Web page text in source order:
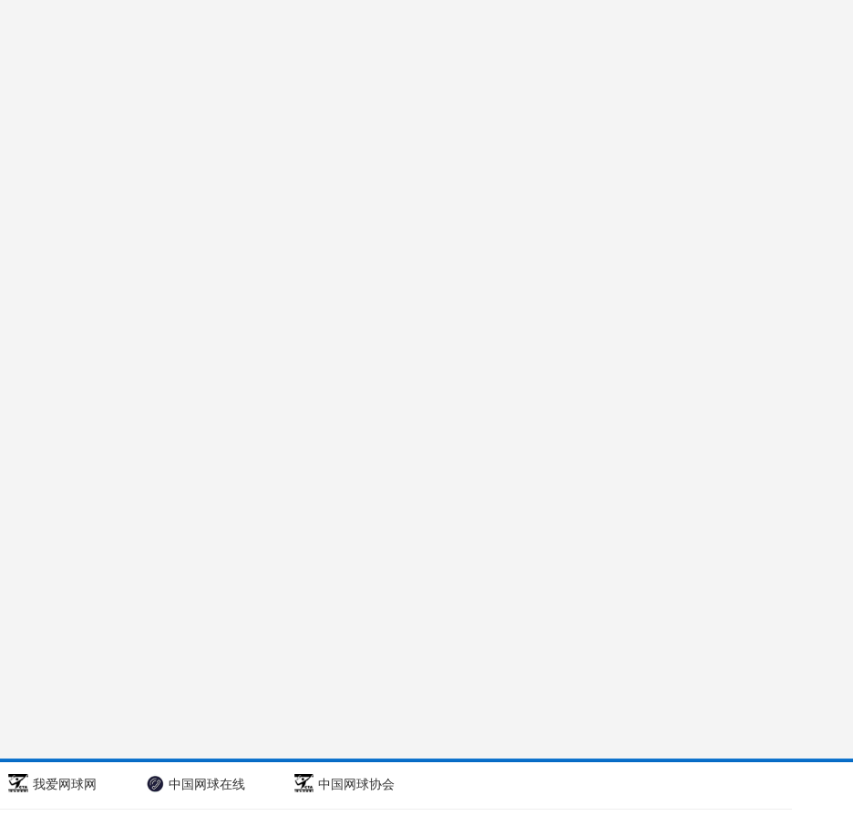
我爱网球网 中国网球在线 中国网球协会